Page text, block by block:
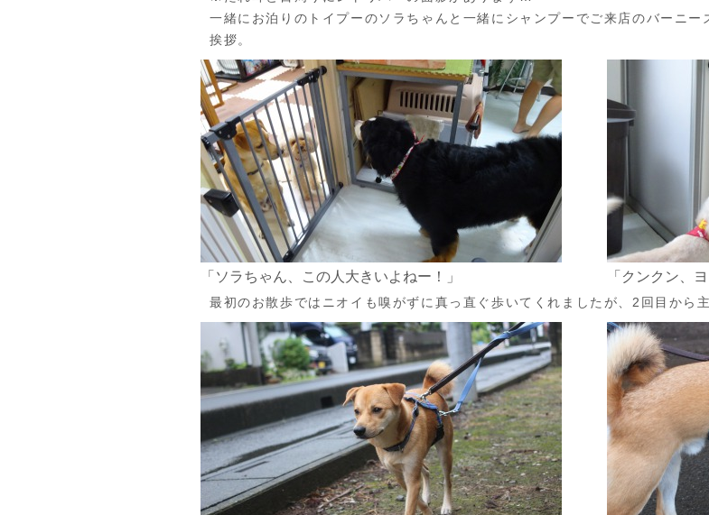
一緒にお泊りのトイプーのソラちゃんと一緒にシャンプーでご来店のバーニ
挨拶。
「ソラちゃん、この人大きいよねー！」 「クンクン、
最初のお散歩ではニオイも嗅がずに真っ直ぐ歩いてくれましたが、2回目から